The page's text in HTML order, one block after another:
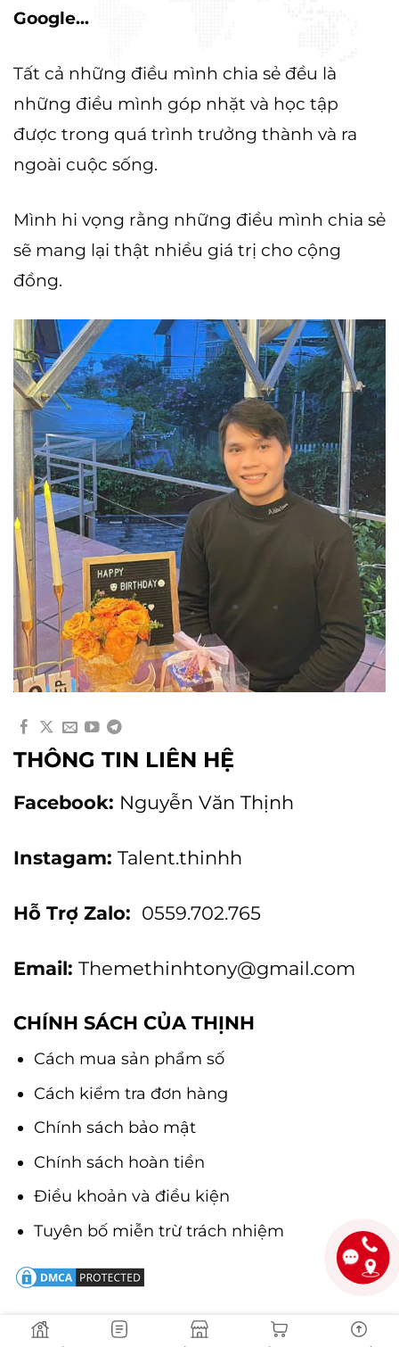
Google...
Tất cả những điều mình chia sẻ đều là
những điều mình góp nhặt và học tập
được trong quá trình trưởng thành và ra
ngoài cuộc sống.
Mình hi vọng rằng những điều mình chia sẻ
sẽ mang lại thật nhiều giá trị cho cộng
đồng.
THÔNG TIN LIÊN HỆ
Facebook: Nguyễn Văn Thịnh
Instagam: Talent.thinhh
Hỗ Trợ Zalo: 0559.702.765
Email: Themethinhtony@gmail.com
CHÍNH SÁCH CỦA THỊNH
Cách mua sản phẩm số
Cách kiểm tra đơn hàng
Chính sách bảo mật
Chính sách hoàn tiền
Điều khoản và điều kiện
Tuyên bố miễn trừ trách nhiệm